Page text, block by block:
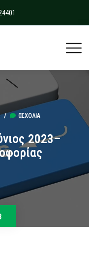
/ 0ΣΧΌΛΙΑ
2023–